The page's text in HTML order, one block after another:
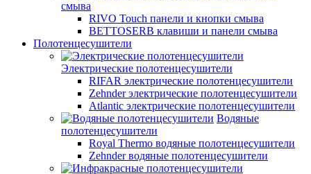
смыва
RIVO Touch панели и кнопки смыва
BETTOSERB клавиши и панели смыва
Полотенцесушители
Электрические полотенцесушители
RIFAR электрические полотенцесушители
Zehnder электрические полотенцесушители
Atlantic электрические полотенцесушители
Водяные
полотенцесушители
Royal Thermo водяные полотенцесушители
Zehnder водяные полотенцесушители